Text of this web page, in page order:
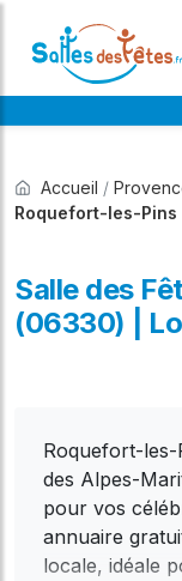
Accueil /
Roquefort-les-Pins
Salle des
(06330) |
Roquefort-les-
des Alpes-
pour vos
annuaire
locale, idéale